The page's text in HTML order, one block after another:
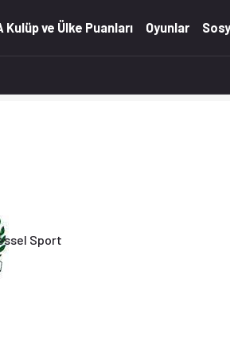
Kulüp ve Ülke Puanları Oyunlar
Sport